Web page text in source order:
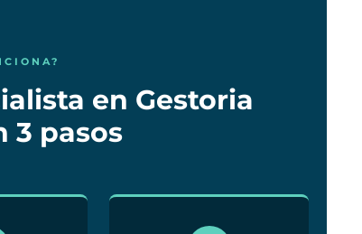
en Gestoria
3 pasos